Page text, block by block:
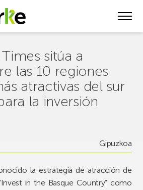
sitúa a
las 10 regiones
atractivas del sur
la inversión
Gipuzkoa
la estrategia de atracción de
in the Basque Country” como